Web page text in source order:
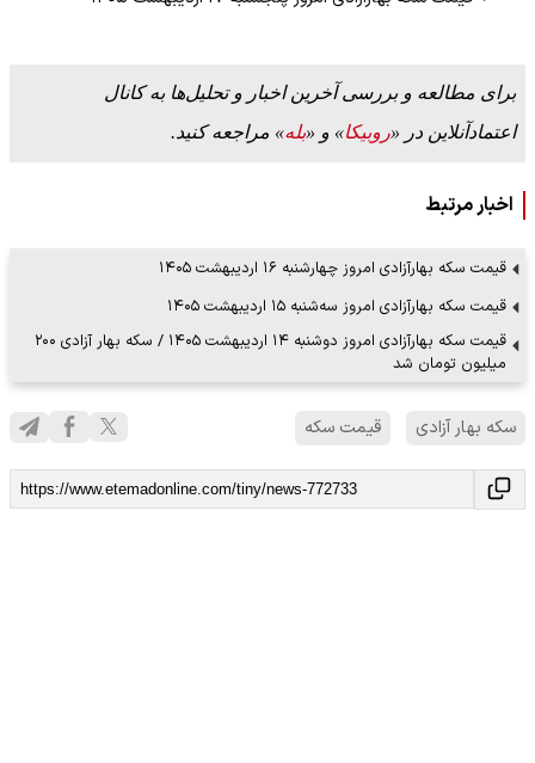
برای مطالعه و بررسی آخرین اخبار و تحلیل‌ها به کانال
اعتمادآنلاین در «روبیکا» و «بله» مراجعه کنید.
اخبار مرتبط
قیمت سکه بهارآزادی امروز چهارشنبه ۱۶ اردیبهشت ۱۴۰۵
قیمت سکه بهارآزادی امروز سه‌شنبه ۱۵ اردیبهشت ۱۴۰۵
قیمت سکه بهارآزادی امروز دوشنبه ۱۴ اردیبهشت ۱۴۰۵ / سکه بهار آزادی ۲۰۰
میلیون تومان شد
سکه بهار آزادی قیمت سکه